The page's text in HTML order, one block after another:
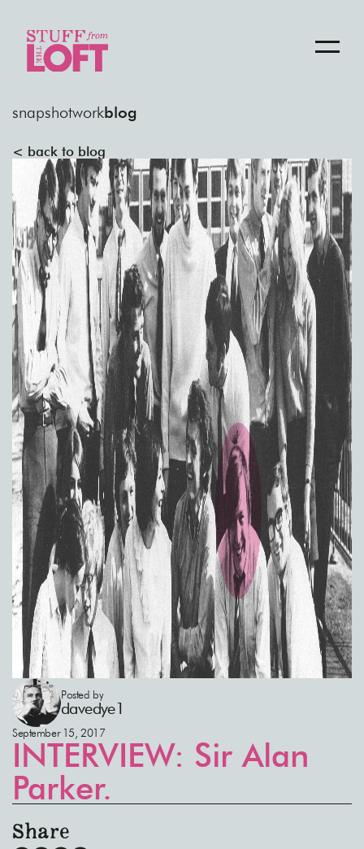
snapshotworkblog
< back to blog
Posted by
davedye1
September 15, 2017
INTERVIEW: Sir Alan
Parker.
Share